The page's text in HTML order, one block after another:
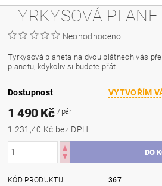
TYRKYSOVÁ
Neohodnoceno
Tyrkysová planeta na dvou plátnech vás
planetu, kdykoliv si budete přát.
Dostupnost VYTVOŘÍM
1 490 Kč / pár
1 231,40 Kč bez DPH
KÓD PRODUKTU
367